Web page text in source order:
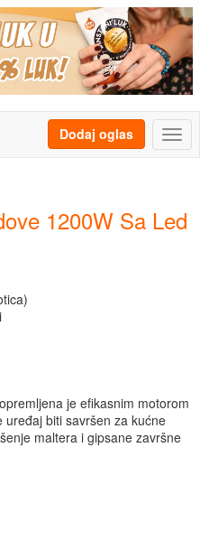
Dodaj oglas
1200W Sa Led
je efikasnim motorom
uređaj biti savršen za kućne
maltera i gipsane završne